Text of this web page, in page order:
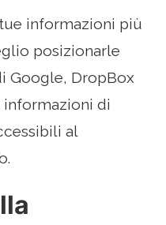
informazioni più
posizionarle
Google, DropBox
informazioni di
al